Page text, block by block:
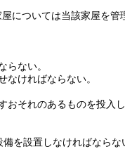
については当該家屋を管
らない。
ければならない。
それのあるものを投入
を設置しなければならな